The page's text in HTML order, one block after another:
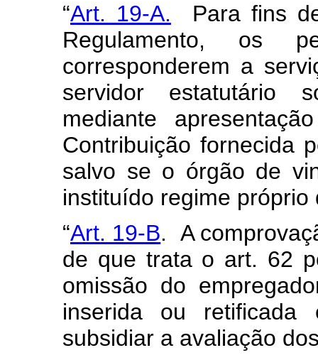
“Art. 19-A. Para fins
Regulamento, os
corresponderem a
servidor estatutário
mediante
Contribuição fornecida
salvo se o órgão de
instituído regime próprio
“Art. 19-B. A
de que trata o art. 62
omissão do
inserida ou retificada
subsidiar a avaliação